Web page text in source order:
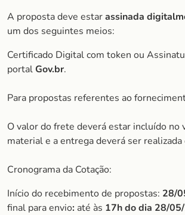
A proposta deve estarassinada
um dos seguintes meios:
Certificado Digital com token ou
portalGov.br.
Para propostas referentes ao
O valor do frete deverá estar incluído no
material e a entrega deverá ser
Cronograma da Cotação:
Início do recebimento de propostas: 28/
final para envio: até às 17h do dia 28/